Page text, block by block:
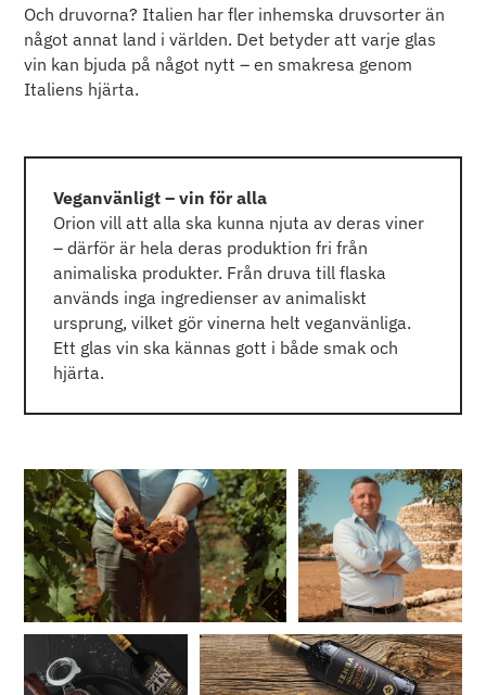
Och druvorna? Italien har fler inhemska druvsorter än
något annat land i världen. Det betyder att varje glas
vin kan bjuda på något nytt – en smakresa genom
Italiens hjärta.
Veganvänligt – vin för alla
Orion vill att alla ska kunna njuta av deras viner
– därför är hela deras produktion fri från
animaliska produkter. Från druva till flaska
används inga ingredienser av animaliskt
ursprung, vilket gör vinerna helt veganvänliga.
Ett glas vin ska kännas gott i både smak och
hjärta.